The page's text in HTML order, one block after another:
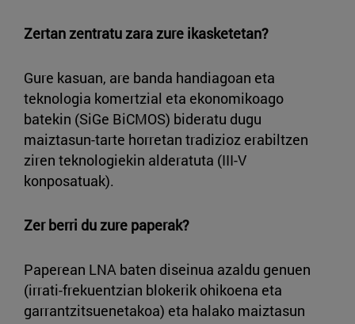
Zertan zentratu zara zure ikasketetan?
Gure kasuan, are banda handiagoan eta
teknologia komertzial eta ekonomikoago
batekin (SiGe BiCMOS) bideratu dugu
maiztasun-tarte horretan tradizioz erabiltzen
ziren teknologiekin alderatuta (III-V
konposatuak).
Zer berri du zure paperak?
Paperean LNA baten diseinua azaldu genuen
(irrati-frekuentzian blokerik ohikoena eta
garrantzitsuenetakoa) eta halako maiztasun